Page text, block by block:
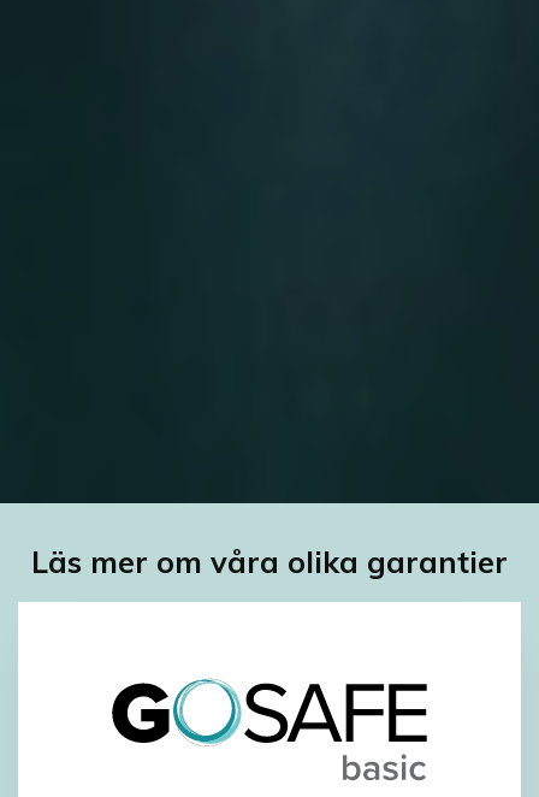
Läs mer om våra olika garantier